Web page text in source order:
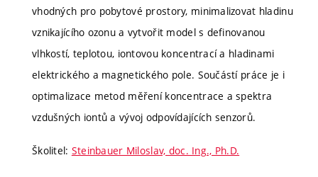
vhodných pro pobytové prostory, minimalizovat hladinu
vznikajícího ozonu a vytvořit model s definovanou
vlhkostí, teplotou, iontovou koncentrací a hladinami
elektrického a magnetického pole. Součástí práce je i
optimalizace metod měření koncentrace a spektra
vzdušných iontů a vývoj odpovídajících senzorů.
Školitel: Steinbauer Miloslav, doc. Ing., Ph.D.